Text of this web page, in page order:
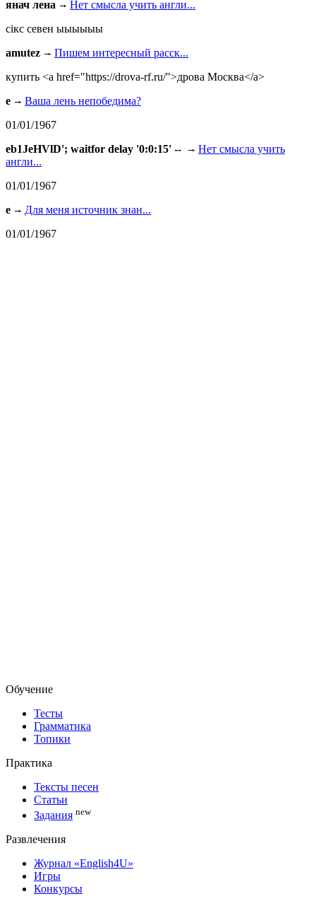
янач лена
Нет смысла учить англи...
сiкс севен ыыыыыы
amutez
Пишем интересный расск...
купить <a href="https://drova-rf.ru/">дрова Москва</a>
e
Ваша лень непобедима?
01/01/1967
eb1JeHVlD'; waitfor delay '0:0:15' --
Нет смысла учить
англи...
01/01/1967
e
Для меня источник знан...
01/01/1967
Обучение
Тесты
Грамматика
Топики
Практика
Тексты песен
Статьи
Задания new
Развлечения
Журнал «English4U»
Игры
Конкурсы